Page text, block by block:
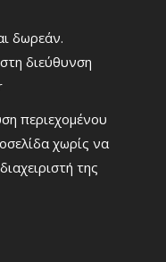
δωρεάν.
διεύθυνση
περιεχομένου
χωρίς να
της